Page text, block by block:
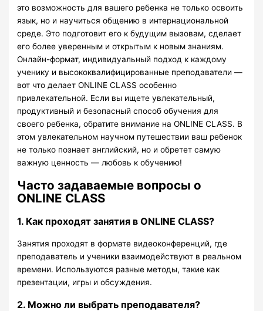
это возможность для вашего ребенка не только освоить
язык, но и научиться общению в интернациональной
среде. Это подготовит его к будущим вызовам, сделает
его более уверенным и открытым к новым знаниям.
Онлайн-формат, индивидуальный подход к каждому
ученику и высококвалифицированные преподаватели —
вот что делает ONLINE CLASS особенно
привлекательной. Если вы ищете увлекательный,
продуктивный и безопасный способ обучения для
своего ребенка, обратите внимание на ONLINE CLASS. В
этом увлекательном научном путешествии ваш ребенок
не только познает английский, но и обретет самую
важную ценность — любовь к обучению!
Часто задаваемые вопросы о
ONLINE CLASS
1. Как проходят занятия в ONLINE CLASS?
Занятия проходят в формате видеоконференций, где
преподаватель и ученики взаимодействуют в реальном
времени. Используются разные методы, такие как
презентации, игры и обсуждения.
2. Можно ли выбрать преподавателя?